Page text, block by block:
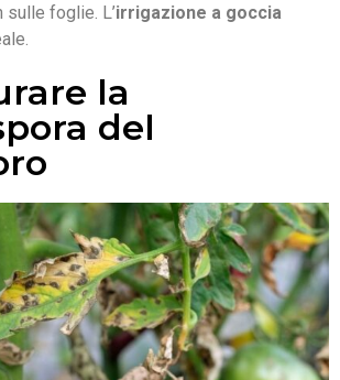
sulle foglie. L’irrigazione a goccia
la
del